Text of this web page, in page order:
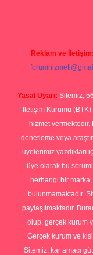
Reklam ve İletişim:
Yasal Uyarı: Sitemiz,
İletişim Kurumu
hizmet
denetleme veya
üyelerimiz yazdıkları
üye olarak bu
herhangi bir marka,
bulunmamaktadır.
paylaşılmaktadır.
olup, gerçek kurum
Gerçek kurum ve
Sitemiz, kar amacı